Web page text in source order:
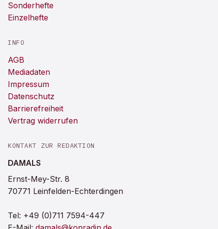
Sonderhefte
Einzelhefte
INFO
AGB
Mediadaten
Impressum
Datenschutz
Barrierefreiheit
Vertrag widerrufen
KONTAKT ZUR REDAKTION
DAMALS
Ernst-Mey-Str. 8
70771 Leinfelden-Echterdingen
Tel: +49 (0)711 7594-447